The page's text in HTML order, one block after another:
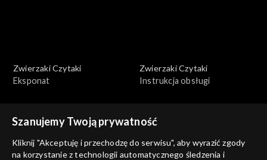
Zwierzaki Czytaki
Eksponat
Zwierzaki Czytaki
Instrukcja obsługi
Szanujemy Twoją prywatność
Kliknij "Akceptuję i przechodzę do serwisu", aby wyrazić zgody
na korzystanie z technologii automatycznego śledzenia i